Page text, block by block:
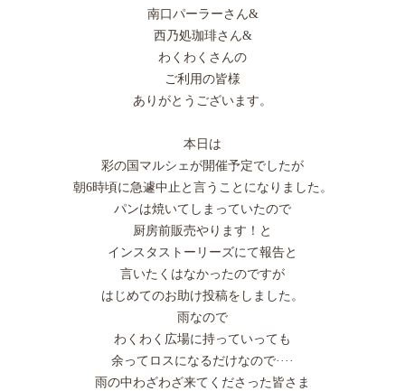
南口パーラーさん&
西乃処珈琲さん&
わくわくさんの
ご利用の皆様
ありがとうございます。
本日は
彩の国マルシェが開催予定でしたが
朝6時頃に急遽中止と言うことになりました。
パンは焼いてしまっていたので
厨房前販売やります！と
インスタストーリーズにて報告と
言いたくはなかったのですが
はじめてのお助け投稿をしました。
雨なので
わくわく広場に持っていっても
余ってロスになるだけなので····
雨の中わざわざ来てくださった皆さま